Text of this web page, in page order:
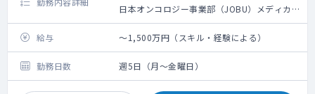
maximize post-launch product value in
collaboration with local cross functional
team and/or global VEO/VEO
International.
Develops and designs HEOR/RWE studies
that can address important gaps for the
日本オンコロジー事業部（JOBU）メディカ
ルアフェアーズ部のメディカルサイエンスリ
エゾン（MSL）は、新薬開発（未承認薬）か
ら市販後まで一貫した製品価値最適化を目指
し、社内外をコーディネートする担当者で
す。パイオニア精神・チャレンジ精神に溢
給与 ～1,500万円（スキル・経験による）
勤務日数 週5日（月～金曜日）